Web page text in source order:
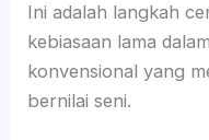
Ini adalah langkah
kebiasaan lama
konvensional yang
bernilai seni.